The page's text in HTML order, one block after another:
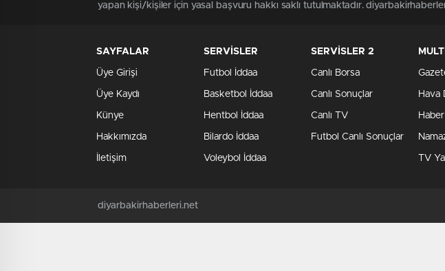
yapan kişi/kişiler için yasal başvuru hakkı saklı tutulmaktadır.
SAYFALAR
Üye Girişi
Üye Kaydı
Künye
Hakkımızda
İletişim
SERVİSLER
Futbol İddaa
Basketbol İddaa
Hentbol İddaa
Bilardo İddaa
Voleybol İddaa
SERVİSLER 2
Canlı Borsa
Canlı Sonuçlar
Canlı TV
Futbol Canlı Sonuçlar
Hava
TV
diyarbakirhaberleri.net